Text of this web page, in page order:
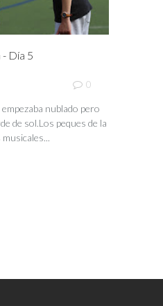
Día 5
0
nublado pero
de sol.Los peques de la